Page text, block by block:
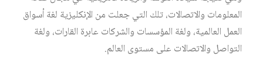
المعلومات والاتصالات، تلك التي جعلت من الإنكليزية لغة أسواق
العمل العالمية، ولغة المؤسسات والشركات عابرة القارات، ولغة
التواصل والاتصالات على مستوى العالم.